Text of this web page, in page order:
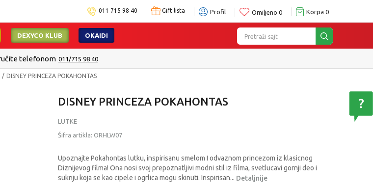
011 715 98 40 Gift lista Profil Omiljeno 0 Korpa 0
Pretraži sajt
DEXYCO KLUB OKAIDI
DISNEY PRINCEZA POKAHONTAS
DISNEY PRINCEZA POKAHONTAS
LUTKE
Šifra artikla: ORHLW07
Upoznajte Pokahontas lutku, inspirisanu smelom I odvaznom princezom iz klasicnog
Diznijevog filma! Ona nosi svoj prepoznatljivi modni stil iz filma, svetlucavi gornji deo i
suknju koja se kao cipele i ogrlica mogu skinuti. Inspirisan... Detaljnije